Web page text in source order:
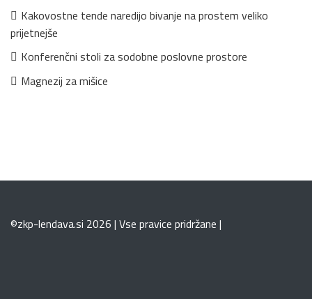
Kakovostne tende naredijo bivanje na prostem veliko
prijetnejše
Konferenčni stoli za sodobne poslovne prostore
Magnezij za mišice
©zkp-lendava.si 2026 | Vse pravice pridržane |